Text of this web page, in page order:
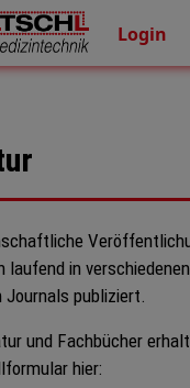
Login
laufend in verschiedenen
publiziert.
und Fachbücher
hier: